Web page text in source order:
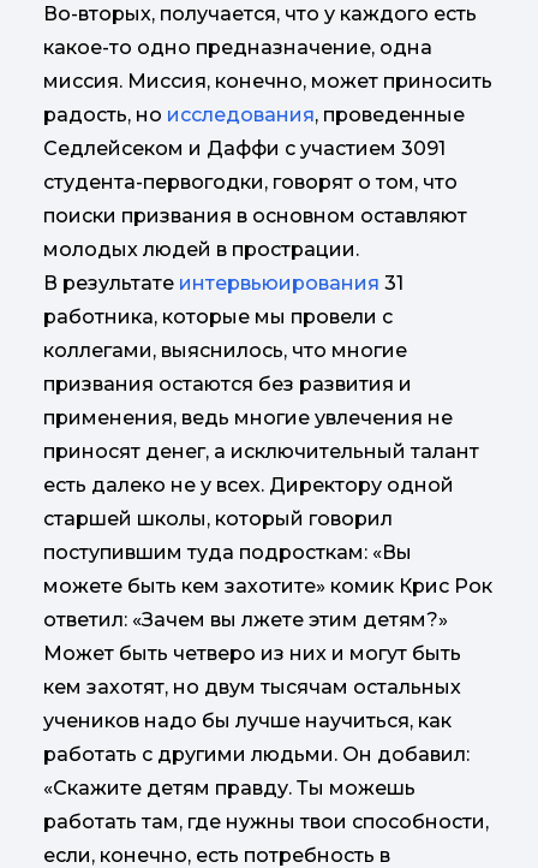
Во-вторых, получается, что у каждого есть
какое-то одно предназначение, одна
миссия. Миссия, конечно, может приносить
радость, но исследования, проведенные
Седлейсеком и Даффи с участием 3091
студента-первогодки, говорят о том, что
поиски призвания в основном оставляют
молодых людей в прострации.
В результате интервьюирования 31
работника, которые мы провели с
коллегами, выяснилось, что многие
призвания остаются без развития и
применения, ведь многие увлечения не
приносят денег, а исключительный талант
есть далеко не у всех. Директору одной
старшей школы, который говорил
поступившим туда подросткам: «Вы
можете быть кем захотите» комик Крис Рок
ответил: «Зачем вы лжете этим детям?»
Может быть четверо из них и могут быть
кем захотят, но двум тысячам остальных
учеников надо бы лучше научиться, как
работать с другими людьми. Он добавил:
«Скажите детям правду. Ты можешь
работать там, где нужны твои способности,
если, конечно, есть потребность в